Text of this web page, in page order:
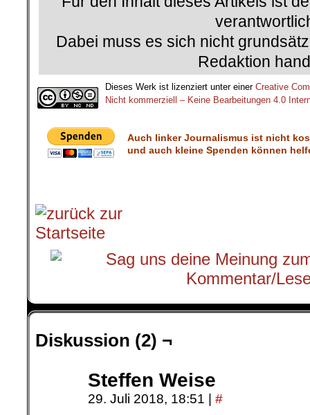
Dabei muss es sich nicht
Redaktion
Dieses Werk ist lizenziert unter einer Creative
Nicht kommerziell – Keine Bearbeitungen 4.0
Auch linker Journalismus ist nicht
und auch kleine Spenden können
Diskussion (2) ¬
Steffen Weise
29. Juli 2018, 18:51 #